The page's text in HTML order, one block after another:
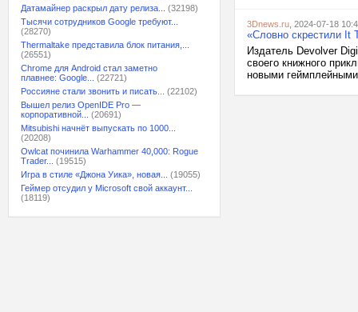
Датамайнер раскрыл дату релиза...
(32198)
Тысячи сотрудников Google требуют...
(28270)
Thermaltake представила блок питания,...
(26551)
Chrome для Android стал заметно
плавнее: Google...
(22721)
Россияне стали звонить и писать...
(22102)
Вышел релиз OpenIDE Pro —
корпоративной...
(20691)
Mitsubishi начнёт выпускать по 1000...
(20208)
Owlcat починила Warhammer 40,000: Rogue
Trader...
(19515)
Игра в стиле «Джона Уика», новая...
(19055)
Геймер отсудил у Microsoft свой аккаунт...
(18119)
3Dnews.ru , 2024-07-18
«Словно скрестили It
Издатель Devolver
своего книжного
новыми